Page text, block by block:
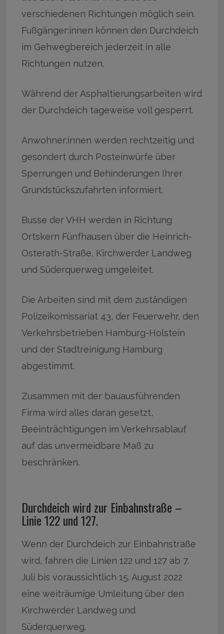
verschiedenen Richtungen möglich sein.
Fußgänger:innen können den Durchdeich
im Gehwegbereich jederzeit in alle
Richtungen nutzen.
Während der Asphaltierungsarbeiten wird
der Durchdeich tageweise voll gesperrt.
Anwohner:innen werden rechtzeitig und
gesondert durch Posteinwürfe über
Sperrungen und Behinderungen Ihrer
Grundstückszufahrten informiert.
Busse der VHH werden in Richtung
Ortskern Fünfhausen über die Heinrich-
Osterath-Straße, Kirchwerder Landweg
und Süderquerweg umgeleitet.
Die Arbeiten sind mit dem zuständigen
Polizeikomissariat 43, der Feuerwehr, den
Verkehrsbetrieben Hamburg-Holstein
und der Stadtreinigung Hamburg
abgestimmt.
Zusammen mit der bauausführenden
Firma wird alles daran gesetzt,
Beeinträchtigungen im Verkehrsablauf
auf das unvermeidbare Maß zu
beschränken.
Durchdeich wird zur Einbahnstraße –
Linie 122 und 127.
Wenn der Durchdeich zur Einbahnstraße
wird, fahren die Linien 122 und 127 ab 7.
Juli bis voraussichtlich 15. August 2022
eine weiträumige Umleitung über den
Kirchwerder Landweg und
Süderquerweg.